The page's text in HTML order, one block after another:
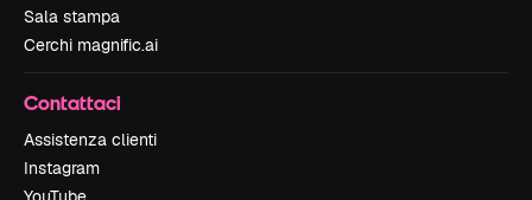
Sala stampa
Cerchi magnific.ai
Contattaci
Assistenza clienti
Instagram